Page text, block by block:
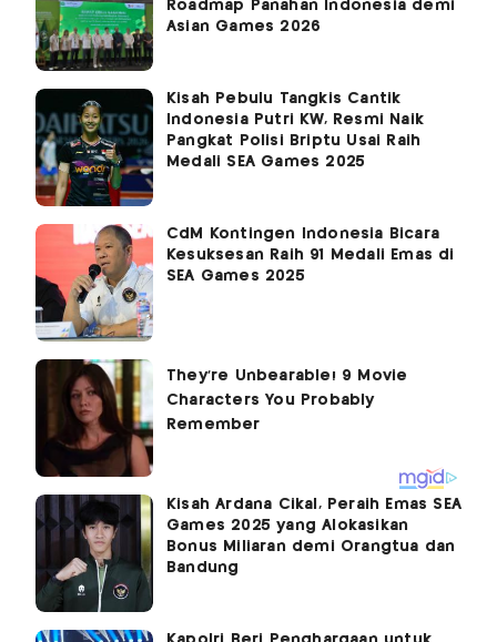
Roadmap Panahan Indonesia demi
Asian Games 2026
Kisah Pebulu Tangkis Cantik
Indonesia Putri KW, Resmi Naik
Pangkat Polisi Briptu Usai Raih
Medali SEA Games 2025
CdM Kontingen Indonesia Bicara
Kesuksesan Raih 91 Medali Emas di
SEA Games 2025
Kisah Ardana Cikal, Peraih Emas SEA
Games 2025 yang Alokasikan
Bonus Miliaran demi Orangtua dan
Bandung